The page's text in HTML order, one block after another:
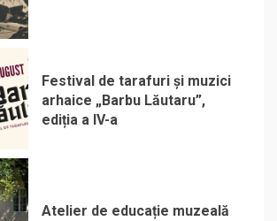
Festival de tarafuri și muzici
arhaice „Barbu Lăutaru”,
ediția a IV-a
Atelier de educație muzeală